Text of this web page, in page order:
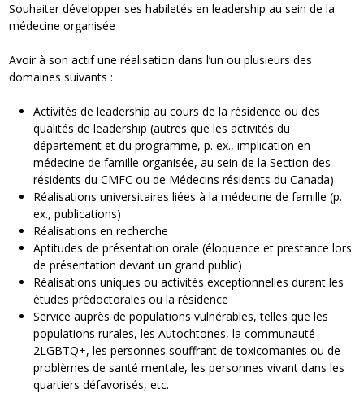
Souhaiter développer ses habiletés en leadership au sein de la
médecine organisée
Avoir à son actif une réalisation dans l’un ou plusieurs des
domaines suivants :
Activités de leadership au cours de la résidence ou des
qualités de leadership (autres que les activités du
département et du programme, p. ex., implication en
médecine de famille organisée, au sein de la Section des
résidents du CMFC ou de Médecins résidents du Canada)
Réalisations universitaires liées à la médecine de famille (p.
ex., publications)
Réalisations en recherche
Aptitudes de présentation orale (éloquence et prestance lors
de présentation devant un grand public)
Réalisations uniques ou activités exceptionnelles durant les
études prédoctorales ou la résidence
Service auprès de populations vulnérables, telles que les
populations rurales, les Autochtones, la communauté
2LGBTQ+, les personnes souffrant de toxicomanies ou de
problèmes de santé mentale, les personnes vivant dans les
quartiers défavorisés, etc.